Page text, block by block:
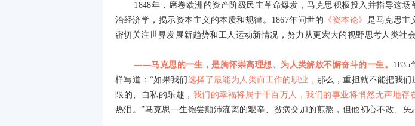
1848年，席卷欧洲的资产阶级民主革命爆发，马克思积极投入并指导这
治经济学，揭示资本主义的本质和规律。 1867年问世的 《资本论》是马克思主
密切关注世界发展新趋势和工人运动新情况，努力从更宏大的视野思考人类社会
——马克思的一生，是胸怀崇高理想、为人类解放不懈奋斗的一生。 1835
样写道：“如果我们 选择了最能为人类而工作的职业，那么，重担就不能把我
限的、自私的乐趣， 我们的幸福将属于千百万人，我们的事业将悄然无声地存
热泪。”马克思一生饱尝颠沛流离的艰辛、贫病交加的煎熬，但他初心不改、